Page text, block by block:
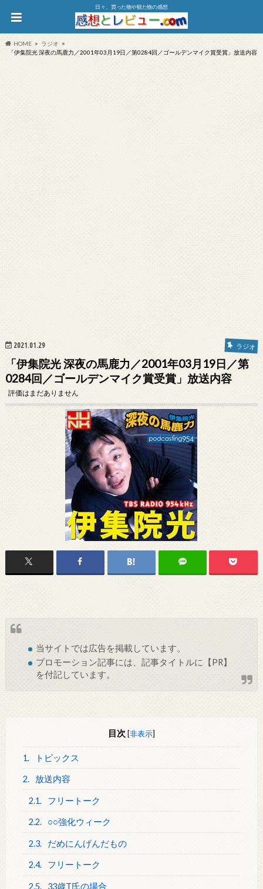
日々、買った物や観た物の感想
HOME
ラジオ
「伊集院光 深夜の馬鹿力／2001年03月19日／第0284回／ゴールデンマイク賞受賞」放送内容
2021.01.29 ラジオ
「伊集院光 深夜の馬鹿力／2001年03月19日／第
0284回／ゴールデンマイク賞受賞」放送内容
評価はまだありません
当サイトでは広告を掲載しています。
プロモーション記事には、記事タイトルに【PR】
を付記しています。
目次 [非表示]
1. トピックス
2. 放送内容
2.1. フリートーク
2.2. ○○強化ウィーク
2.3. だめにんげんだもの
2.4. フリートーク
2.5. 33歳T氏の場合